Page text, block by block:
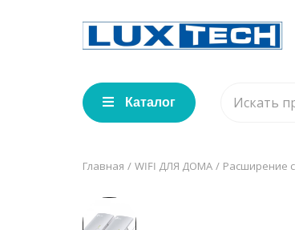
Каталог
Главная WIFI ДЛЯ ДОМА Расширение